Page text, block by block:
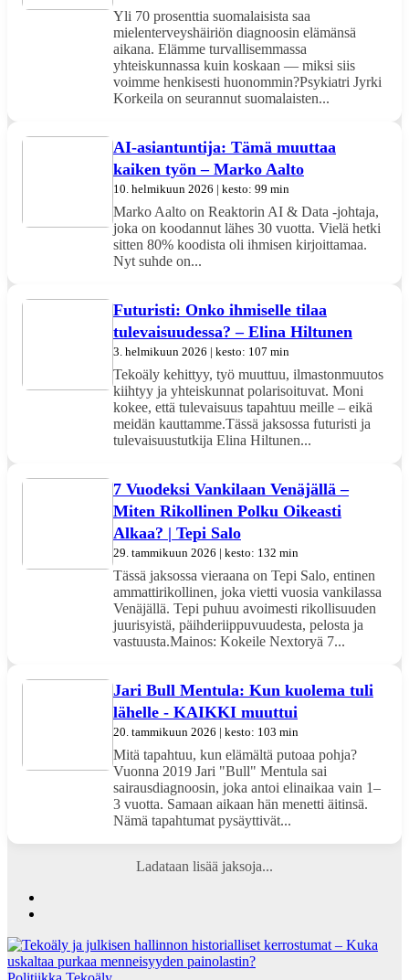
Yli 70 prosenttia suomalaisista saa
mielenterveyshäiriön diagnoosin elämänsä
aikana. Elämme turvallisemmassa
yhteiskunnassa kuin koskaan — miksi siis
voimme henkisesti huonommin?Psykiatri Jyrki
Korkeila on seurannut suomalaisten...
AI-asiantuntija: Tämä muuttaa
kaiken työn – Marko Aalto
10. helmikuun 2026 | kesto: 99 min
Marko Aalto on Reaktorin AI & Data -johtaja,
joka on koodannut lähes 30 vuotta. Vielä hetki
sitten 80% koodista oli ihmisen kirjoittamaa.
Nyt suhde on...
Futuristi: Onko ihmiselle tilaa
tulevaisuudessa? – Elina Hiltunen
3. helmikuun 2026 | kesto: 107 min
Tekoäly kehittyy, työ muuttuu, ilmastonmuutos
kiihtyy ja yhteiskunnat polarisoituvat. Moni
kokee, että tulevaisuus tapahtuu meille – eikä
meidän kauttamme.Tässä jaksossa futuristi ja
tulevaisuustutkija Elina Hiltunen...
7 Vuodeksi Vankilaan Venäjällä –
Miten Rikollinen Polku Oikeasti
Alkaa? | Tepi Salo
29. tammikuun 2026 | kesto: 132 min
Tässä jaksossa vieraana on Tepi Salo, entinen
ammattirikollinen, joka vietti vuosia vankilassa
Venäjällä. Tepi puhuu avoimesti rikollisuuden
juurisyistä, päihderiippuvuudesta, pelosta ja
vastuusta.Mainos: Kokeile Nextoryä 7...
Jari Bull Mentula: Kun kuolema tuli
lähelle - KAIKKI muuttui
20. tammikuun 2026 | kesto: 103 min
Mitä tapahtuu, kun elämältä putoaa pohja?
Vuonna 2019 Jari "Bull" Mentula sai
sairausdiagnoosin, joka antoi elinaikaa vain 1–
3 vuotta. Samaan aikaan hän menetti äitinsä.
Nämä tapahtumat pysäyttivät...
Ladataan lisää jaksoja...